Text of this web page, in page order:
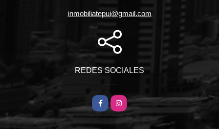
inmobiliatepui@gmail.com
REDES SOCIALES
FacebookInstagram